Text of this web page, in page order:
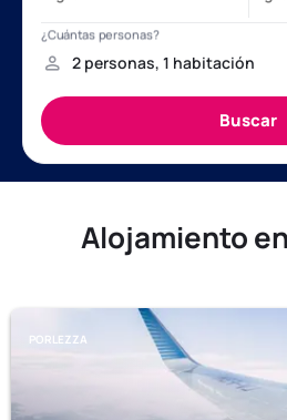
Alojamiento
PORLEZZA